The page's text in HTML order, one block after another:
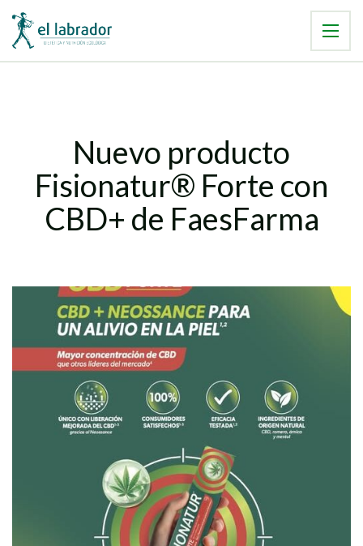
Nuevo producto
Fisionatur® Forte con
CBD+ de FaesFarma